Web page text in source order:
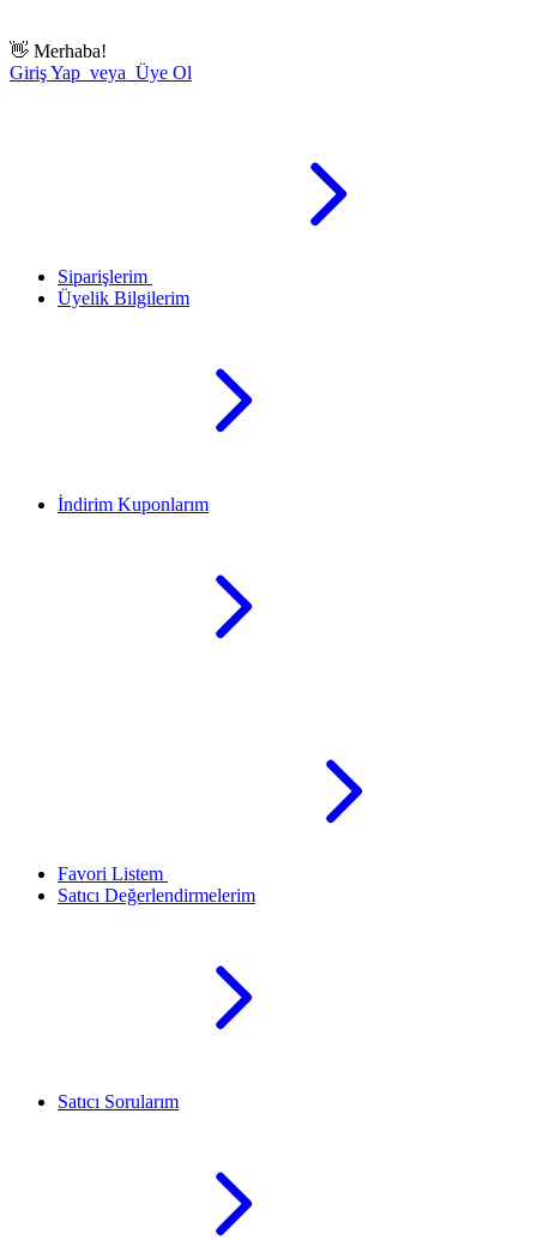
👋 Merhaba!
Giriş Yap veya Üye Ol
Siparişlerim
Üyelik Bilgilerim
İndirim Kuponlarım
Favori Listem
Satıcı Değerlendirmelerim
Satıcı Sorularım